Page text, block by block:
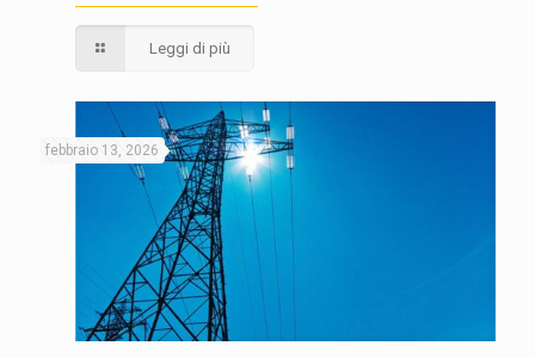
Leggi di più
febbraio 13, 2026